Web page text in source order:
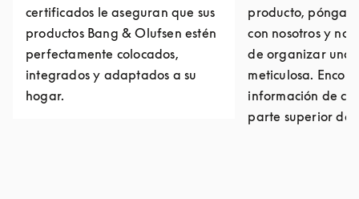
certificados le aseguran que sus
productos Bang & Olufsen estén
perfectamente colocados,
integrados y adaptados a su
hogar.
producto,
con nosotros y
de organizar una
meticulosa.
información de
parte superior de